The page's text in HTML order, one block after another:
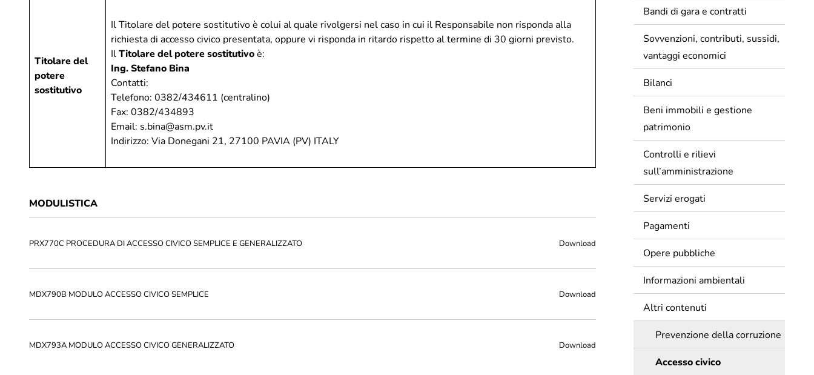
Titolare del
potere
sostitutivo
Il Titolare del potere sostitutivo è colui al quale rivolgersi nel caso in cui il Responsabile non risponda alla
richiesta di accesso civico presentata, oppure vi risponda in ritardo rispetto al termine di 30 giorni previsto.
Il Titolare del potere sostitutivoè:
Ing. Stefano Bina
Contatti:
Telefono: 0382/434611 (centralino)
Fax: 0382/434893
Email: s.bina@asm.pv.it
Indirizzo: Via Donegani 21, 27100 PAVIA (PV) ITALY
MODULISTICA
PRX770C PROCEDURA DI ACCESSO CIVICO SEMPLICE E GENERALIZZATO Download
MDX790B MODULO ACCESSO CIVICO SEMPLICE Download
MDX793A MODULO ACCESSO CIVICO GENERALIZZATO Download
Bandi di gara e contratti
Sovvenzioni, contributi, sussidi,
vantaggi economici
Bilanci
Beni immobili e gestione
patrimonio
Controlli e rilievi
sull’amministrazione
Servizi erogati
Pagamenti
Opere pubbliche
Informazioni ambientali
Altri contenuti
Prevenzione della corruzione
Accesso civico